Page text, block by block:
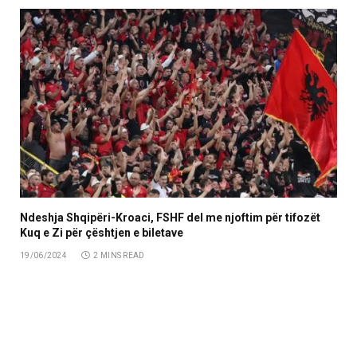
Ndeshja Shqipëri-Kroaci, FSHF del me njoftim për tifozët
Kuq e Zi për çështjen e biletave
19/06/2024 2 MINS READ